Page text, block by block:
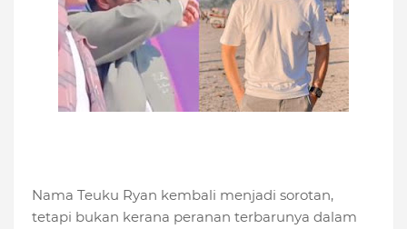
Nama Teuku Ryan kembali menjadi sorotan,
tetapi bukan kerana peranan terbarunya dalam